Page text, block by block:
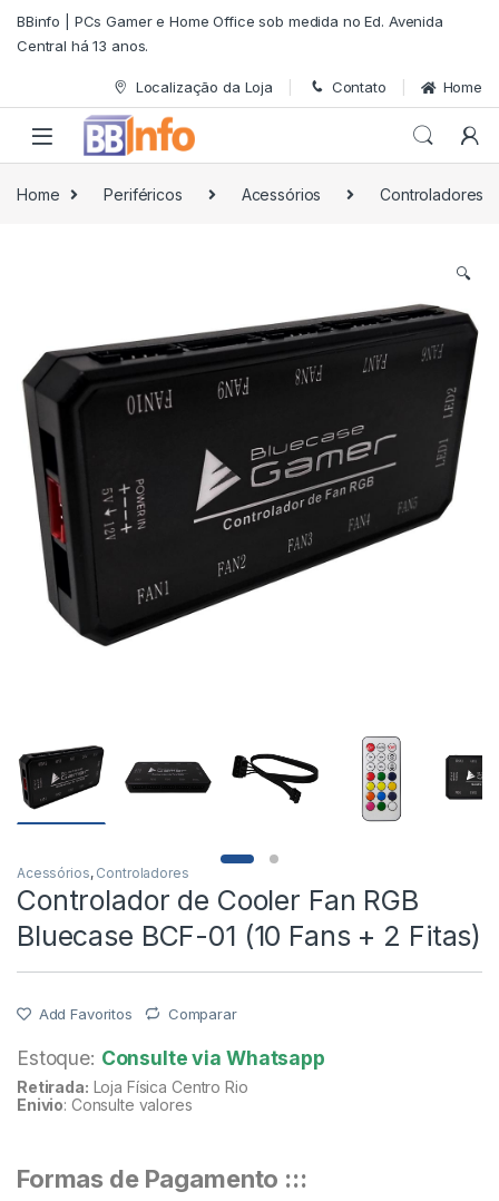
Skip to navigation
Skip to content
BBinfo | PCs Gamer e Home Office sob medida no Ed. Avenida
Central há 13 anos.
Localização da Loja Contato Home
Home Periféricos Acessórios Controladores
🔍
Acessórios, Controladores
Controlador de Cooler Fan RGB
Bluecase BCF-01 (10 Fans + 2 Fitas)
Add Favoritos Comparar
Estoque: Consulte via Whatsapp
Retirada: Loja Física Centro Rio
Enivio: Consulte valores
Formas de Pagamento :::